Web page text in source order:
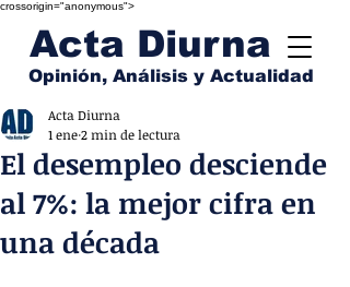
crossorigin="anonymous">
Acta Diurna
Opinión, Análisis y Actualidad
El desempleo desciende
al 7%: la mejor cifra en
una década
Acta Diurna
1 ene2 min de lectura